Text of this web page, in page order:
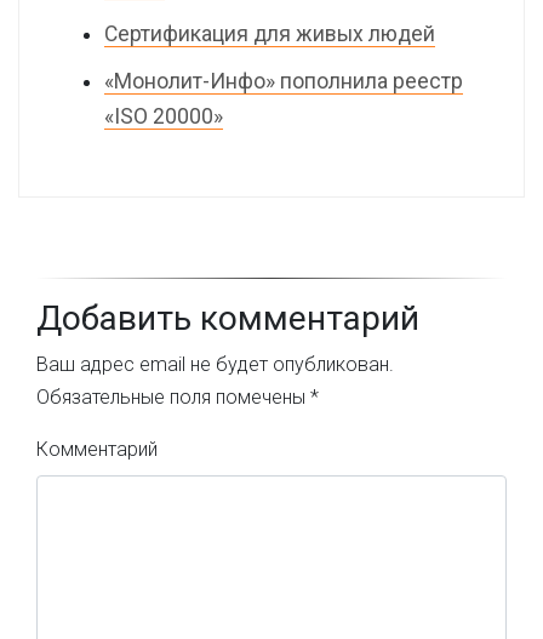
Сертификация для живых людей
«Монолит-Инфо» пополнила реестр
«ISO 20000»
Добавить комментарий
Ваш адрес email не будет опубликован.
Обязательные поля помечены *
Комментарий